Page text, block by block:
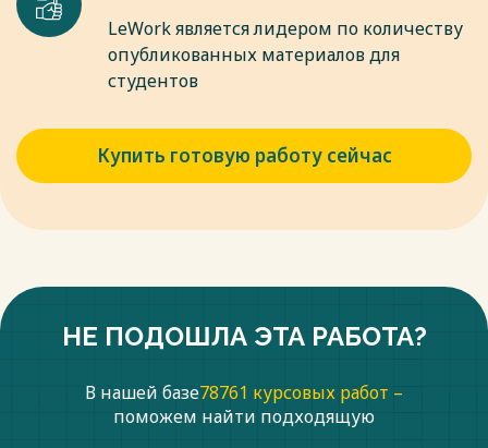
LeWork является лидером по количеству
опубликованных материалов для
студентов
Купить готовую работу сейчас
НЕ ПОДОШЛА ЭТА РАБОТА?
В нашей базе78761 курсовых работ –
поможем найти подходящую